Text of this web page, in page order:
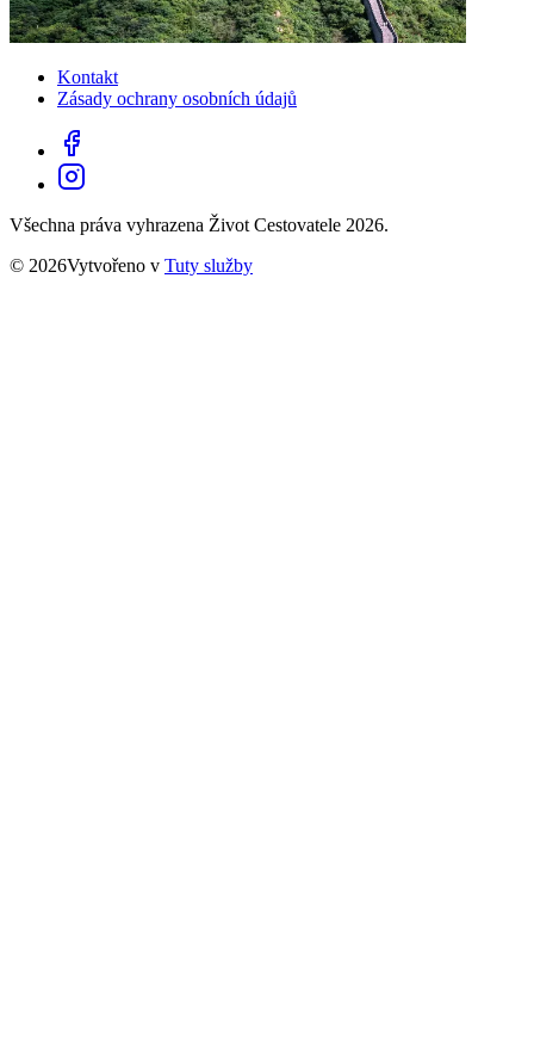
Kontakt
Zásady ochrany osobních údajů
Všechna práva vyhrazena Život Cestovatele 2026.
© 2026Vytvořeno v Tuty služby